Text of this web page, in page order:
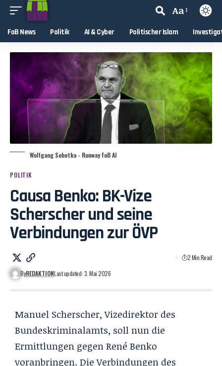
Aa
FoB News Politik AI & Cyber Politischer Islam
Wolfgang Sobotka - Runway FoB AI
POLITIK
Causa Benko: BK-Vize
Scherscher und seine
Verbindungen zur ÖVP
ByREDAKTIONLast updated: 3. Mai 2026
2 Min Read
Manuel Scherscher,Vizedirektor des
Bundeskriminalamts, soll nun die
Ermittlungen gegen René Benko
voranbringen. Die Verbindungen des